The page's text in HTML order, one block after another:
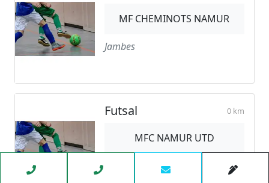
MF CHEMINOTS NAMUR
Jambes
Futsal 0 km
MFC NAMUR UTD